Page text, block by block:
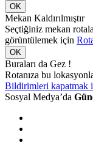
OK
Mekan Kaldırılmıştır
Seçtiğiniz mekan
görüntülemek için
OK
Buraları da Gez !
Rotanıza bu
Bildirimleri kapatmak
Sosyal Medya’da